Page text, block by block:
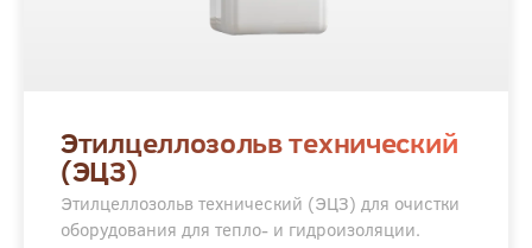
Этилцеллозольв технический
(ЭЦЗ)
Этилцеллозольв технический (ЭЦЗ) для очистки
оборудования для тепло- и гидроизоляции.